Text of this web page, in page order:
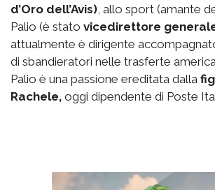
d’Oro dell’Avis), allo sport (amante
Palio (è stato vicedirettore
attualmente è dirigente
di sbandieratori nelle trasferte
Palio è una passione ereditata dalla
Rachele, oggi dipendente di Poste